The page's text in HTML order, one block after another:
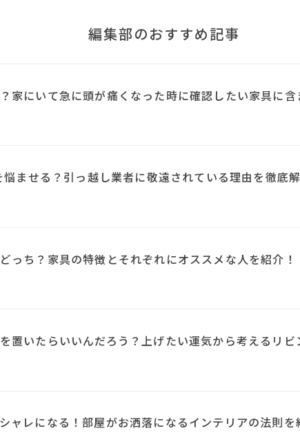
編集部のおすすめ記事
家にいて急に頭が痛くなった時に確認したい家具に
ませる？引っ越し業者に敬遠されている理由を徹底解
っち？家具の特徴とそれぞれにオススメな人を紹介！
置いたらいいんだろう？上げたい運気から考えるリ
ャレになる！部屋がお洒落になるインテリアの法則を